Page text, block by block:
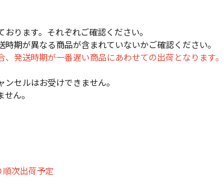
ります。それぞれご確認ください。
期が異なる商品が含まれていないかご確認ください。
発送時期が一番遅い商品にあわせての出荷となります。
セルはお受けできません。
ん。
次出荷予定